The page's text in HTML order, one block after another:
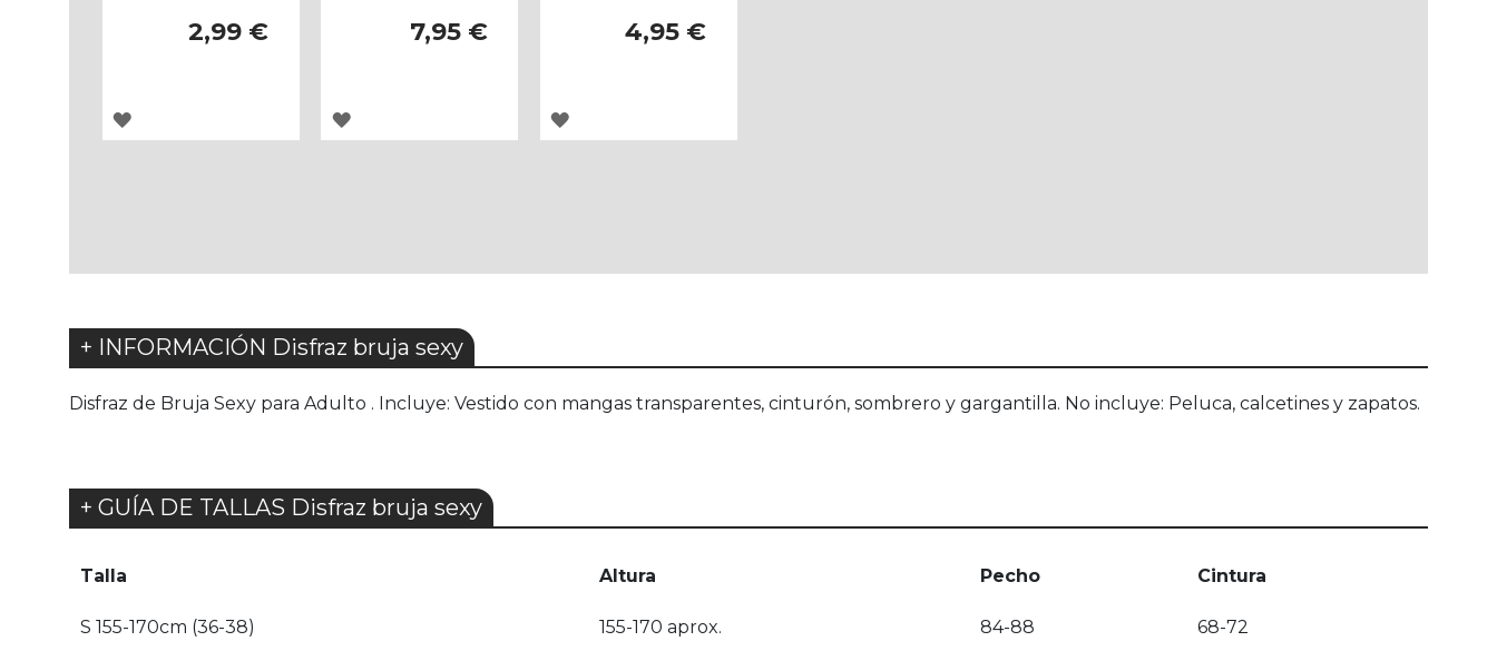
2,99 €
AGREGAR
7,95 €
AGREGAR
4,95 €
AGREGAR
+ INFORMACIÓN Disfraz bruja sexy
Disfraz de Bruja Sexy para Adulto . Incluye: Vestido con mangas transparentes, cinturón, sombrero y gargantilla. No incluye: Peluca, calcetines y zapatos.
+ GUÍA DE TALLAS Disfraz bruja sexy
Talla Altura Pecho Cintura
S 155-170cm (36-38) 155-170 aprox. 84-88 68-72